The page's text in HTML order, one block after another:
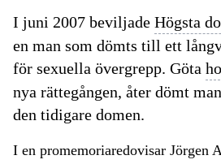
I juni 2007 beviljade Högsta
en man som dömts till ett
för sexuella övergrepp. Göta
nya rättegången, åter dömt
den tidigare domen.
I en promemoriaredovisar Jörgen